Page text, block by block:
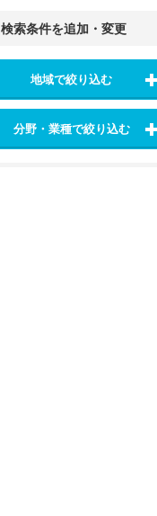
検索条件を追加・変更
地域で絞り込む
分野・業種で絞り込む